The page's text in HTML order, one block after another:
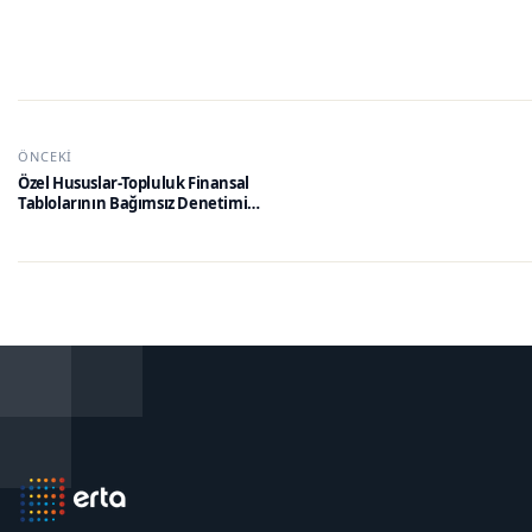
ÖNCEKI
Özel Hususlar-Topluluk Finansal
Tablolarının Bağımsız Denetimi
Tebliğ – Türkiye Denetim Standartları